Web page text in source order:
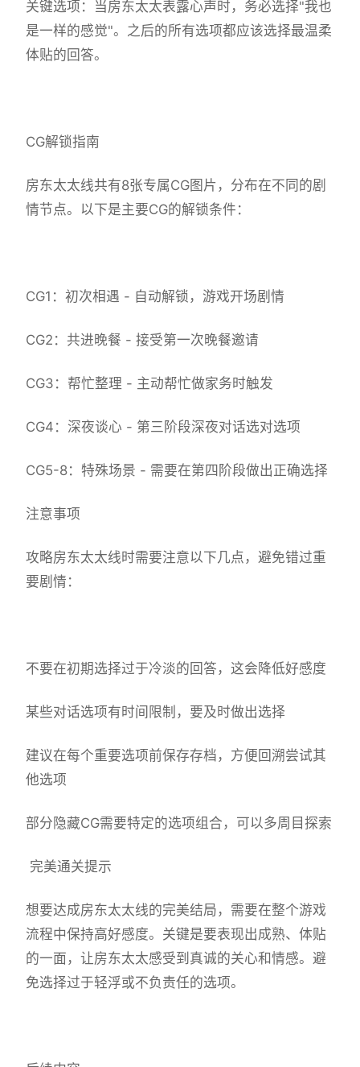
关键选项：当房东太太表露心声时，务必选择"我也
是一样的感觉"。之后的所有选项都应该选择最温柔
体贴的回答。
CG解锁指南
房东太太线共有8张专属CG图片，分布在不同的剧
情节点。以下是主要CG的解锁条件：
CG1：初次相遇 - 自动解锁，游戏开场剧情
CG2：共进晚餐 - 接受第一次晚餐邀请
CG3：帮忙整理 - 主动帮忙做家务时触发
CG4：深夜谈心 - 第三阶段深夜对话选对选项
CG5-8：特殊场景 - 需要在第四阶段做出正确选择
注意事项
攻略房东太太线时需要注意以下几点，避免错过重
要剧情：
不要在初期选择过于冷淡的回答，这会降低好感度
某些对话选项有时间限制，要及时做出选择
建议在每个重要选项前保存存档，方便回溯尝试其
他选项
部分隐藏CG需要特定的选项组合，可以多周目探索
完美通关提示
想要达成房东太太线的完美结局，需要在整个游戏
流程中保持高好感度。关键是要表现出成熟、体贴
的一面，让房东太太感受到真诚的关心和情感。避
免选择过于轻浮或不负责任的选项。